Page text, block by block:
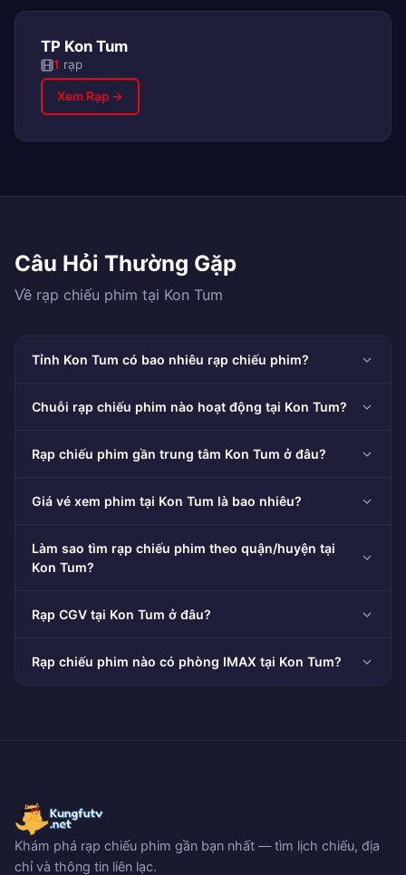
TP Kon Tum
1 rạp
Xem Rạp →
Câu Hỏi Thường Gặp
Về rạp chiếu phim tại Kon Tum
Tỉnh Kon Tum có bao nhiêu rạp chiếu phim?
Chuỗi rạp chiếu phim nào hoạt động tại Kon Tum?
Rạp chiếu phim gần trung tâm Kon Tum ở đâu?
Giá vé xem phim tại Kon Tum là bao nhiêu?
Làm sao tìm rạp chiếu phim theo quận/huyện tại
Kon Tum?
Rạp CGV tại Kon Tum ở đâu?
Rạp chiếu phim nào có phòng IMAX tại Kon Tum?
Khám phá rạp chiếu phim gần bạn nhất — tìm lịch chiếu, địa
chỉ và thông tin liên lạc.